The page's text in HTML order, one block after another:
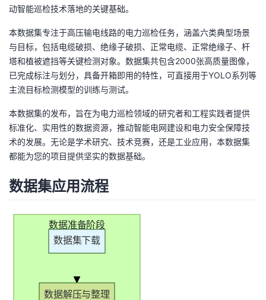
动
关
注
的
开
发
学
堂
我
的
我
我
的
Programs
我
的
持
我
的
技
我
的
动智能巡检技术落地的关键基础。
本数据集专注于高压输电线路的电力巡检任务，涵盖六类典型场景
与目标，包括电缆破损、绝缘子破损、正常电缆、正常绝缘子、杆
塔和植被遮挡等关键检测对象。数据集共包含2000张高质量图像，
已完成标注与划分，具备开箱即用的特性，可直接用于YOLO系列等
主流目标检测模型的训练与测试。
本数据集的发布，旨在为电力巡检领域的研究者和工程实践者提供
标准化、实用性的数据资源，推动智能电网建设和电力安全保障技
术的发展。无论是学术研究、技术竞赛，还是工业应用，本数据集
都能为您的项目提供坚实的数据基础。
数据集应用流程
数据准备阶段
数据集下载
数据解压与整理